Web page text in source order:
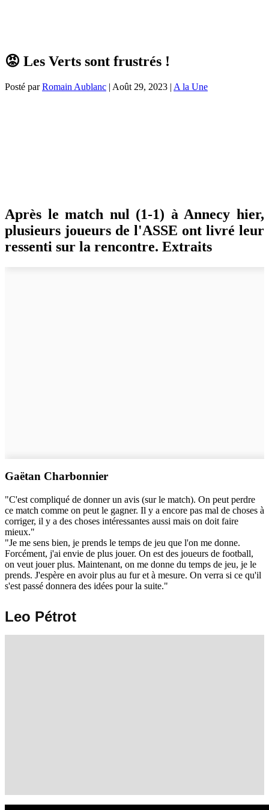
😡 Les Verts sont frustrés !
Posté parRomain Aublanc | Août 29, 2023 | A la Une
Après le match nul (1-1) à Annecy hier,
plusieurs joueurs de l'ASSE ont livré leur
ressenti sur la rencontre. Extraits
Gaëtan Charbonnier
"C'est compliqué de donner un avis (sur le match). On peut perdre
ce match comme on peut le gagner. Il y a encore pas mal de choses à
corriger, il y a des choses intéressantes aussi mais on doit faire
mieux."
"Je me sens bien, je prends le temps de jeu que l'on me donne.
Forcément, j'ai envie de plus jouer. On est des joueurs de football,
on veut jouer plus. Maintenant, on me donne du temps de jeu, je le
prends. J'espère en avoir plus au fur et à mesure. On verra si ce qu'il
s'est passé donnera des idées pour la suite."
Leo Pétrot